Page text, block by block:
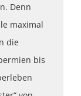
Denn
maximal
die
bis